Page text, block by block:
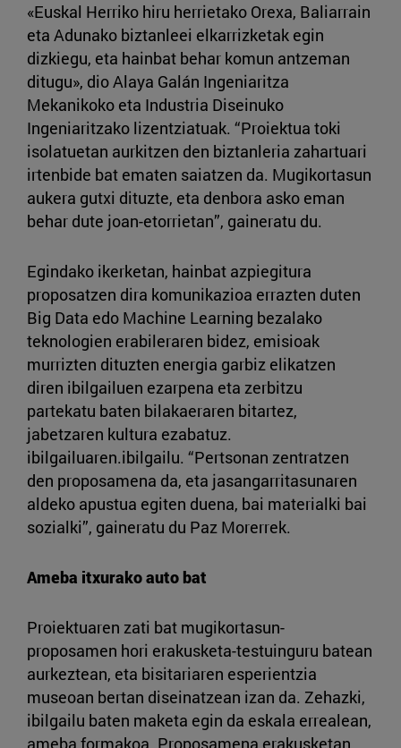
«Euskal Herriko hiru herrietako Orexa, Baliarrain
eta Adunako biztanleei elkarrizketak egin
dizkiegu, eta hainbat behar komun antzeman
ditugu», dio Alaya Galán Ingeniaritza
Mekanikoko eta Industria Diseinuko
Ingeniaritzako lizentziatuak. “Proiektua toki
isolatuetan aurkitzen den biztanleria zahartuari
irtenbide bat ematen saiatzen da. Mugikortasun
aukera gutxi dituzte, eta denbora asko eman
behar dute joan-etorrietan”, gaineratu du.
Egindako ikerketan, hainbat azpiegitura
proposatzen dira komunikazioa errazten duten
Big Data edo Machine Learning bezalako
teknologien erabileraren bidez, emisioak
murrizten dituzten energia garbiz elikatzen
diren ibilgailuen ezarpena eta zerbitzu
partekatu baten bilakaeraren bitartez,
jabetzaren kultura ezabatuz.
ibilgailuaren.ibilgailu. “Pertsonan zentratzen
den proposamena da, eta jasangarritasunaren
aldeko apustua egiten duena, bai materialki bai
sozialki”, gaineratu du Paz Morerrek.
Ameba itxurako auto bat
Proiektuaren zati bat mugikortasun-
proposamen hori erakusketa-testuinguru batean
aurkeztean, eta bisitariaren esperientzia
museoan bertan diseinatzean izan da. Zehazki,
ibilgailu baten maketa egin da eskala errealean,